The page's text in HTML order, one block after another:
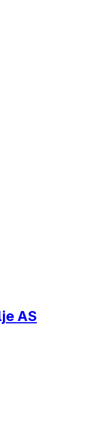
AS